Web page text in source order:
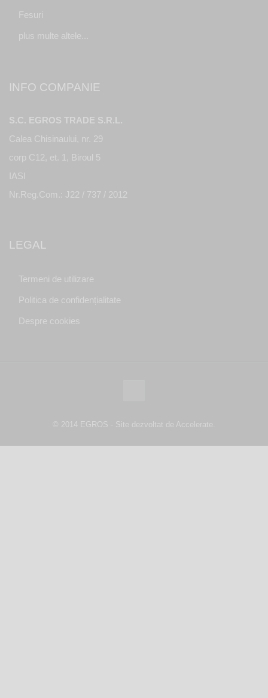
Fesuri
plus multe altele...
INFO COMPANIE
S.C. EGROS TRADE S.R.L.
Calea Chisinaului, nr. 29
corp C12, et. 1, Biroul 5
IASI
Nr.Reg.Com.: J22 / 737 / 2012
LEGAL
Termeni de utilizare
Politica de confidențialitate
Despre cookies
© 2014 EGROS - Site dezvoltat de Accelerate.